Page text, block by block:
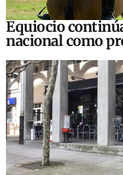
Equiocio
nacional como